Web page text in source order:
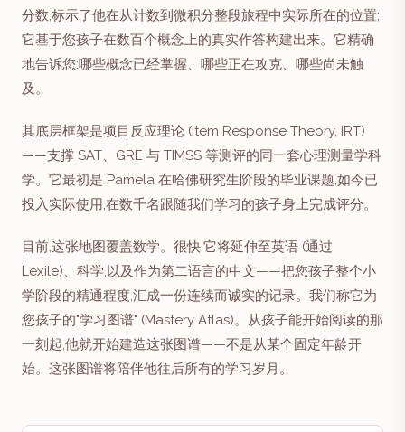
分数,标示了他在从计数到微积分整段旅程中实际所在的位置;
它基于您孩子在数百个概念上的真实作答构建出来。它精确
地告诉您:哪些概念已经掌握、哪些正在攻克、哪些尚未触
及。
其底层框架是项目反应理论 (Item Response Theory, IRT)
——支撑 SAT、GRE 与 TIMSS 等测评的同一套心理测量学科
学。它最初是 Pamela 在哈佛研究生阶段的毕业课题,如今已
投入实际使用,在数千名跟随我们学习的孩子身上完成评分。
目前,这张地图覆盖数学。很快,它将延伸至英语 (通过
Lexile)、科学,以及作为第二语言的中文——把您孩子整个小
学阶段的精通程度,汇成一份连续而诚实的记录。我们称它为
您孩子的"学习图谱" (Mastery Atlas)。从孩子能开始阅读的那
一刻起,他就开始建造这张图谱——不是从某个固定年龄开
始。这张图谱将陪伴他往后所有的学习岁月。